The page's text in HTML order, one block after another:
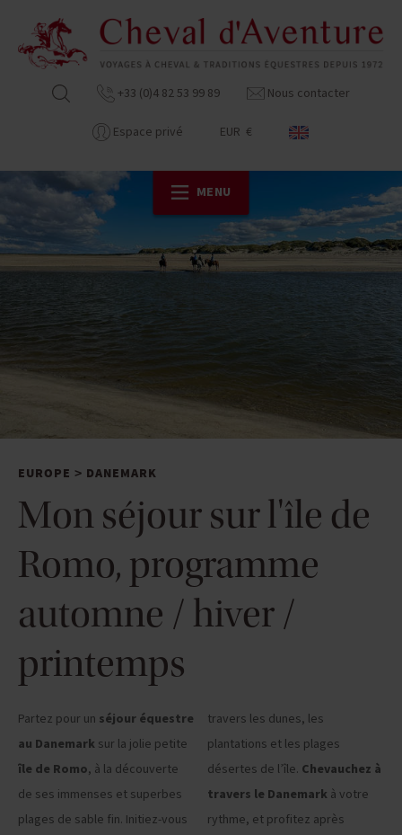
+33 (0)4 82 53 99 89 Nous contacter
Espace privé EUR €
MENU
EUROPE > DANEMARK
Mon séjour sur l'île de
Romo, programme
automne / hiver /
printemps
Partez pour un séjour équestre
au Danemark sur la jolie petite
île de Romo, à la découverte
de ses immenses et superbes
plages de sable fin. Initiez-vous
travers les dunes, les
plantations et les plages
désertes de l’île. Chevauchez à
travers le Danemark à votre
rythme, et profitez après